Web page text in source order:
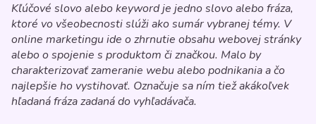
Kľúčové slovo alebo keyword je jedno slovo alebo fráza,
ktoré vo všeobecnosti slúži ako sumár vybranej témy. V
online marketingu ide o zhrnutie obsahu webovej stránky
alebo o spojenie s produktom či značkou. Malo by
charakterizovať zameranie webu alebo podnikania a čo
najlepšie ho vystihovať. Označuje sa ním tiež akákoľvek
hľadaná fráza zadaná do vyhľadávača.